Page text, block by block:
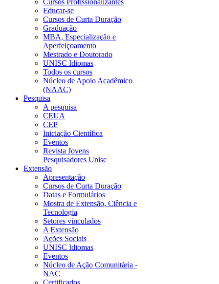
Cursos Profissionalizantes
Educar-se
Cursos de Curta Duração
Graduação
MBA, Especialização e
Aperfeiçoamento
Mestrado e Doutorado
UNISC Idiomas
Todos os cursos
Núcleo de Apoio Acadêmico
(NAAC)
Pesquisa
A pesquisa
CEUA
CEP
Iniciação Científica
Eventos
Revista Jovens
Pesquisadores Unisc
Extensão
Apresentação
Cursos de Curta Duração
Datas e Formulários
Mostra de Extensão, Ciência e
Tecnologia
Setores vinculados
A Extensão
Ações Sociais
UNISC Idiomas
Eventos
Núcleo de Ação Comunitária -
NAC
Certificados